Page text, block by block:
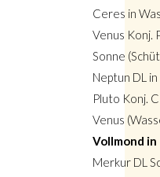
Ceres in
Venus Konj.
Sonne
Neptun DL
Pluto Konj.
Venus
Vollmond
Merkur DL